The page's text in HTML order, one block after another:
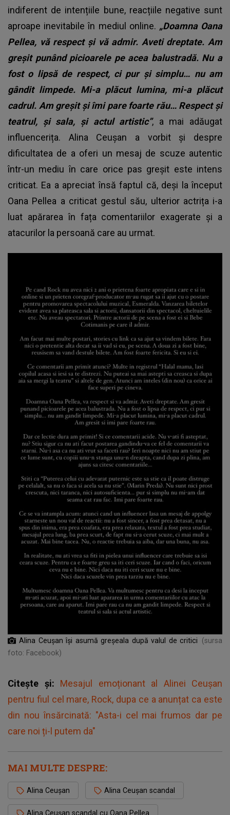
indiferent de intențiile bune, reacțiile negative sunt
aproape inevitabile în mediul online. „Doamna Oana
Pellea, vă respect și vă admir. Aveti dreptate. Am
greșit punând picioarele pe acea balustradă. Nu a
fost o lipsă de respect, ci pur și simplu… nu am
gândit limpede. Mi-a plăcut lumina, mi-a plăcut
cadrul. Am greșit și îmi pare foarte rău… Respect și
teatrul, și sala, și actul artistic”, a mai adăugat
influencerița. Alina Ceușan a vorbit și despre
dificultatea de a oferi un mesaj de scuze autentic
într-un mediu în care orice pas greșit este intens
criticat. Ea a apreciat însă faptul că, deși la început
Oana Pellea a criticat gestul său, ulterior actrița i-a
luat apărarea în fața comentariilor exagerate și a
atacurilor la persoană care au urmat.
Alina Ceușan își asumă greșeala după valul de critici
(sursa
foto: Facebook)
Citește și: Mesajul emoționant al Alinei Ceușan
pentru fiul cel mare, Rock, dupa ce a anunțat ca este
din nou însărcinată: "Asta-i cel mai frumos dar pe
care noi ți-l putem da"
MAI MULTE DESPRE:
Alina Ceușan Alina Ceușan scandal
Alina Ceușan scandal cu Oana Pellea